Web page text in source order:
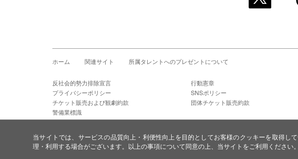
ホーム 関連サイト 所属タレントへのプレゼントについて
反社会的勢力排除宣言 行動憲章
プライバシーポリシー
SNSポリシー
チケット販売および観劇約款
団体チケット販売約款
警備業標識
当サイトでは、サービスの品質向上・利便性向上を目的としてお客様のクッキーを取得し
理・利用する場合がございます。以上の事項について同意の上、当サイトをご利用ください